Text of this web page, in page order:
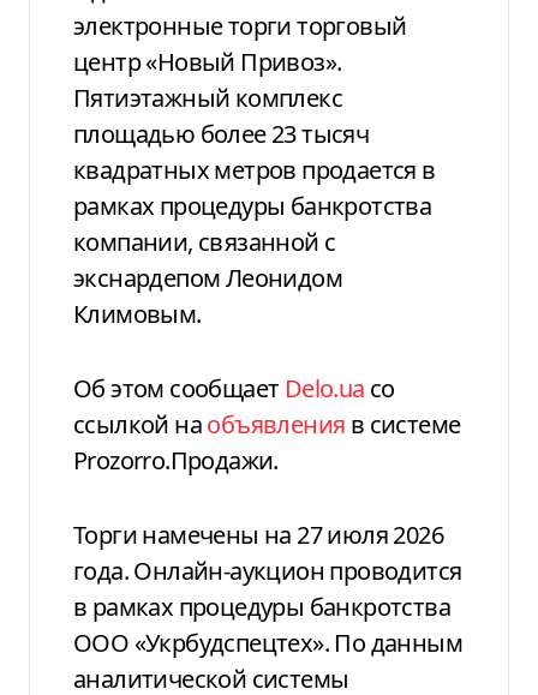
электронные торги торговый
центр «Новый Привоз».
Пятиэтажный комплекс
площадью более 23 тысяч
квадратных метров продается в
рамках процедуры банкротства
компании, связанной с
экснардепом Леонидом
Климовым.
Об этом сообщает Delo.ua со
ссылкой наобъявления в системе
Prozorro.Продажи.
Торги намечены на 27 июля 2026
года. Онлайн-аукцион проводится
в рамках процедуры банкротства
ООО «Укрбудспецтех». По данным
аналитической системы